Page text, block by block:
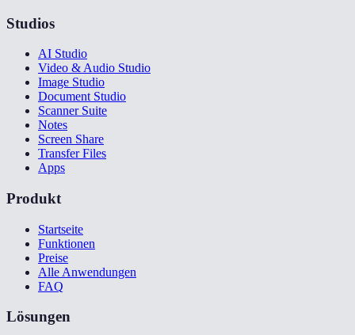
Studios
AI Studio
Video & Audio Studio
Image Studio
Document Studio
Scanner Suite
Notes
Screen Share
Transfer Files
Apps
Produkt
Startseite
Funktionen
Preise
Alle Anwendungen
FAQ
Lösungen